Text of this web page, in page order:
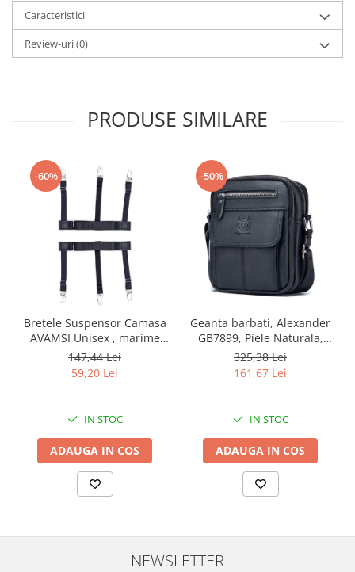
Caracteristici
Review-uri(0)
PRODUSE SIMILARE
-60%
Bretele Suspensor Camasa
AVAMSI Unisex , marime
universala, Clips, Negru
147,44 Lei
59,20 Lei
IN STOC
ADAUGA IN COS
-50%
Geanta barbati, Alexander
GB7899, Piele Naturala,
Negru, 21x17x8 cm
325,38 Lei
161,67 Lei
IN STOC
ADAUGA IN COS
NEWSLETTER